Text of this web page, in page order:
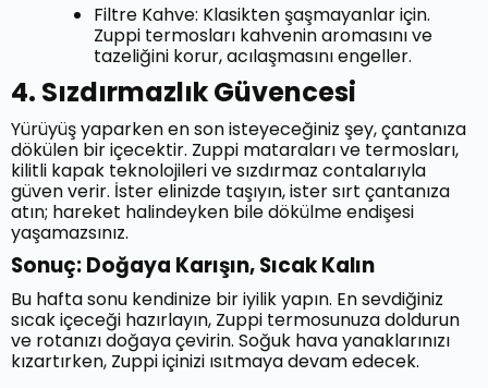
Filtre Kahve: Klasikten şaşmayanlar için.
Zuppi termosları kahvenin aromasını ve
tazeliğini korur, acılaşmasını engeller.
4. Sızdırmazlık Güvencesi
Yürüyüş yaparken en son isteyeceğiniz şey, çantanıza
dökülen bir içecektir. Zuppi mataraları ve termosları,
kilitli kapak teknolojileri ve sızdırmaz contalarıyla
güven verir. İster elinizde taşıyın, ister sırt çantanıza
atın; hareket halindeyken bile dökülme endişesi
yaşamazsınız.
Sonuç: Doğaya Karışın, Sıcak Kalın
Bu hafta sonu kendinize bir iyilik yapın. En sevdiğiniz
sıcak içeceği hazırlayın, Zuppi termosunuza doldurun
ve rotanızı doğaya çevirin. Soğuk hava yanaklarınızı
kızartırken, Zuppi içinizi ısıtmaya devam edecek.